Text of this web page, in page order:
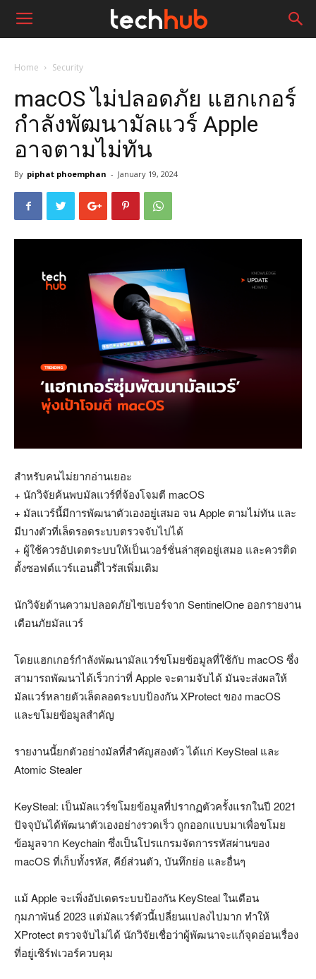
Home Security
macOS ไม่ปลอดภัย แฮกเกอร์
กำลังพัฒนามัลแวร์ Apple
อาจตามไม่ทัน
By piphat phoemphan - January 19, 2024
สำหรับคนไม่ยากอ่านเยอะ
+ นักวิจัยค้นพบมัลแวร์ที่จ้องโจมตี macOS
+ มัลแวร์นี้มีการพัฒนาตัวเองอยู่เสมอ จน Apple ตามไม่ทัน และ
มีบางตัวที่เล็ดรอดระบบตรวจจับไปได้
+ ผู้ใช้ควรอัปเดตระบบให้เป็นเวอร์ชั่นล่าสุดอยู่เสมอ และควรติด
ตั้งซอฟต์แวร์แอนตี้ไวรัสเพิ่มเติม
นักวิจัยด้านความปลอดภัยไซเบอร์จาก SentinelOne ออกรายงาน
เตือนภัยมัลแวร์
โดยแฮกเกอร์กำลังพัฒนามัลแวร์ขโมยข้อมูลที่ใช้กับ macOS ซึ่ง
สามารถพัฒนาได้เร็วกว่าที่ Apple จะตามจับได้ มันจะส่งผลให้
มัลแวร์หลายตัวเล็ดลอดระบบป้องกัน XProtect ของ macOS
และขโมยข้อมูลสำคัญ
รายงานนี้ยกตัวอย่างมัลที่สำคัญสองตัว ได้แก่ KeySteal และ
Atomic Stealer
KeySteal: เป็นมัลแวร์ขโมยข้อมูลที่ปรากฏตัวครั้งแรกในปี 2021
ปัจจุบันได้พัฒนาตัวเองอย่างรวดเร็ว ถูกออกแบบมาเพื่อขโมย
ข้อมูลจาก Keychain ซึ่งเป็นโปรแกรมจัดการรหัสผ่านของ
macOS ที่เก็บทั้งรหัส, คีย์ส่วนตัว, บันทึกย่อ และอื่นๆ
แม้ Apple จะเพิ่งอัปเดตระบบป้องกัน KeySteal ในเดือน
กุมภาพันธ์ 2023 แต่มัลแวร์ตัวนี้เปลี่ยนแปลงไปมาก ทำให้
XProtect ตรวจจับไม่ได้ นักวิจัยเชื่อว่าผู้พัฒนาจะแก้จุดอ่อนเรื่อง
ที่อยู่เซิร์ฟเวอร์ควบคุม